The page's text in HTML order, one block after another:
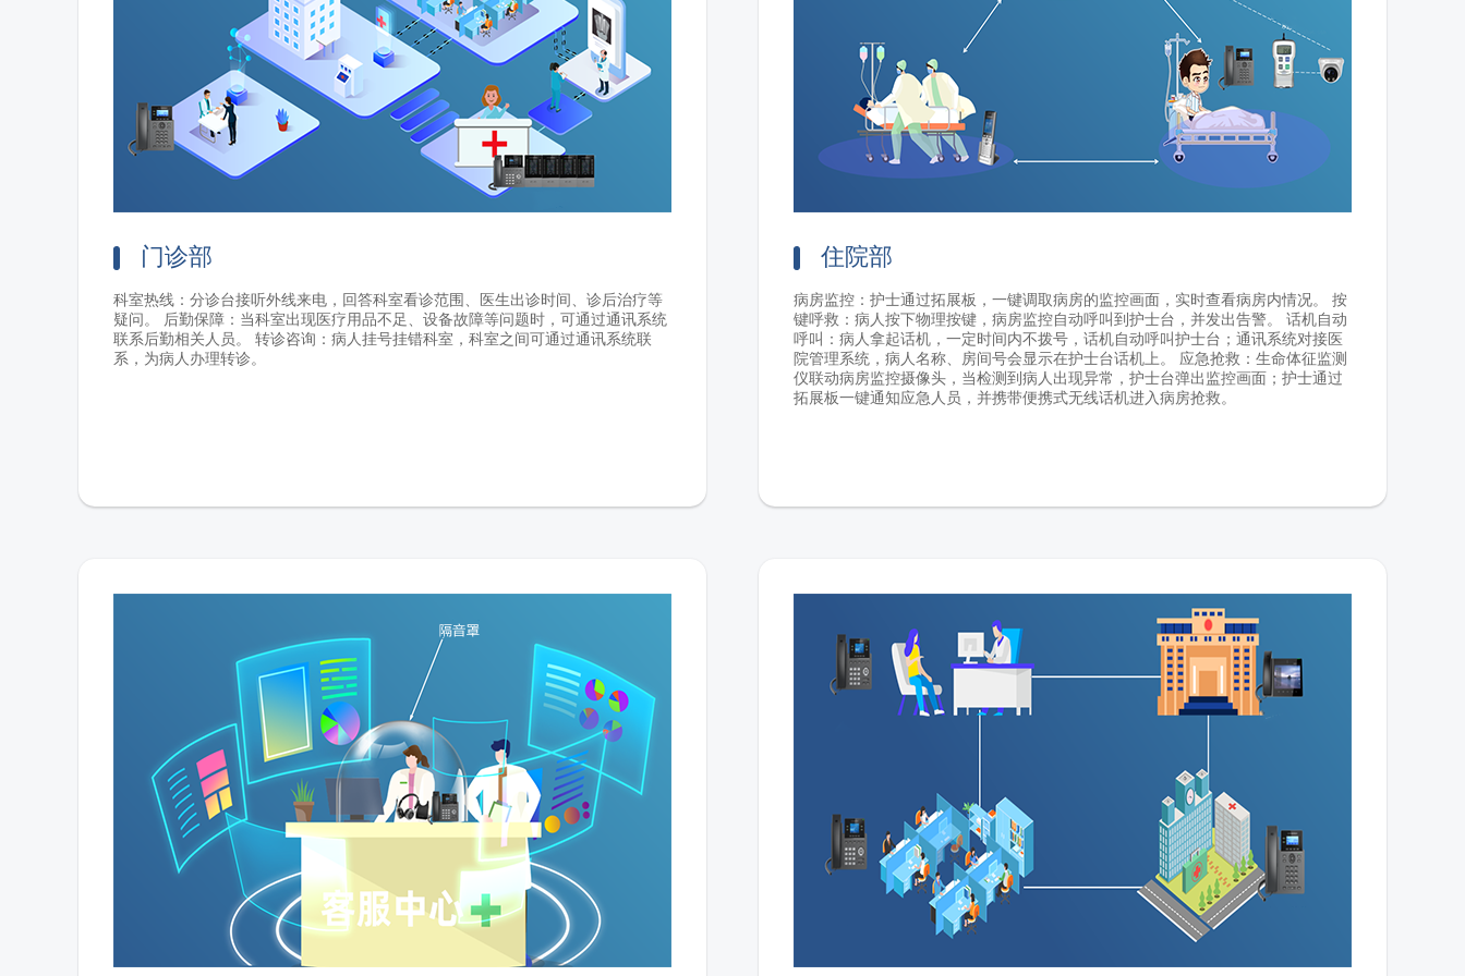
门诊部
科室热线：分诊台接听外线来电，回答科室看诊范围、医生出诊时间、诊后治疗等
疑问。 后勤保障：当科室出现医疗用品不足、设备故障等问题时，可通过通讯系统
联系后勤相关人员。 转诊咨询：病人挂号挂错科室，科室之间可通过通讯系统联
系，为病人办理转诊。
住院部
病房监控：护士通过拓展板，一键调取病房的监控画面，实时查看病房内情况。 按
键呼救：病人按下物理按键，病房监控自动呼叫到护士台，并发出告警。 话机自动
呼叫：病人拿起话机，一定时间内不拨号，话机自动呼叫护士台；通讯系统对接医
院管理系统，病人名称、房间号会显示在护士台话机上。 应急抢救：生命体征监测
仪联动病房监控摄像头，当检测到病人出现异常，护士台弹出监控画面；护士通过
拓展板一键通知应急人员，并携带便携式无线话机进入病房抢救。